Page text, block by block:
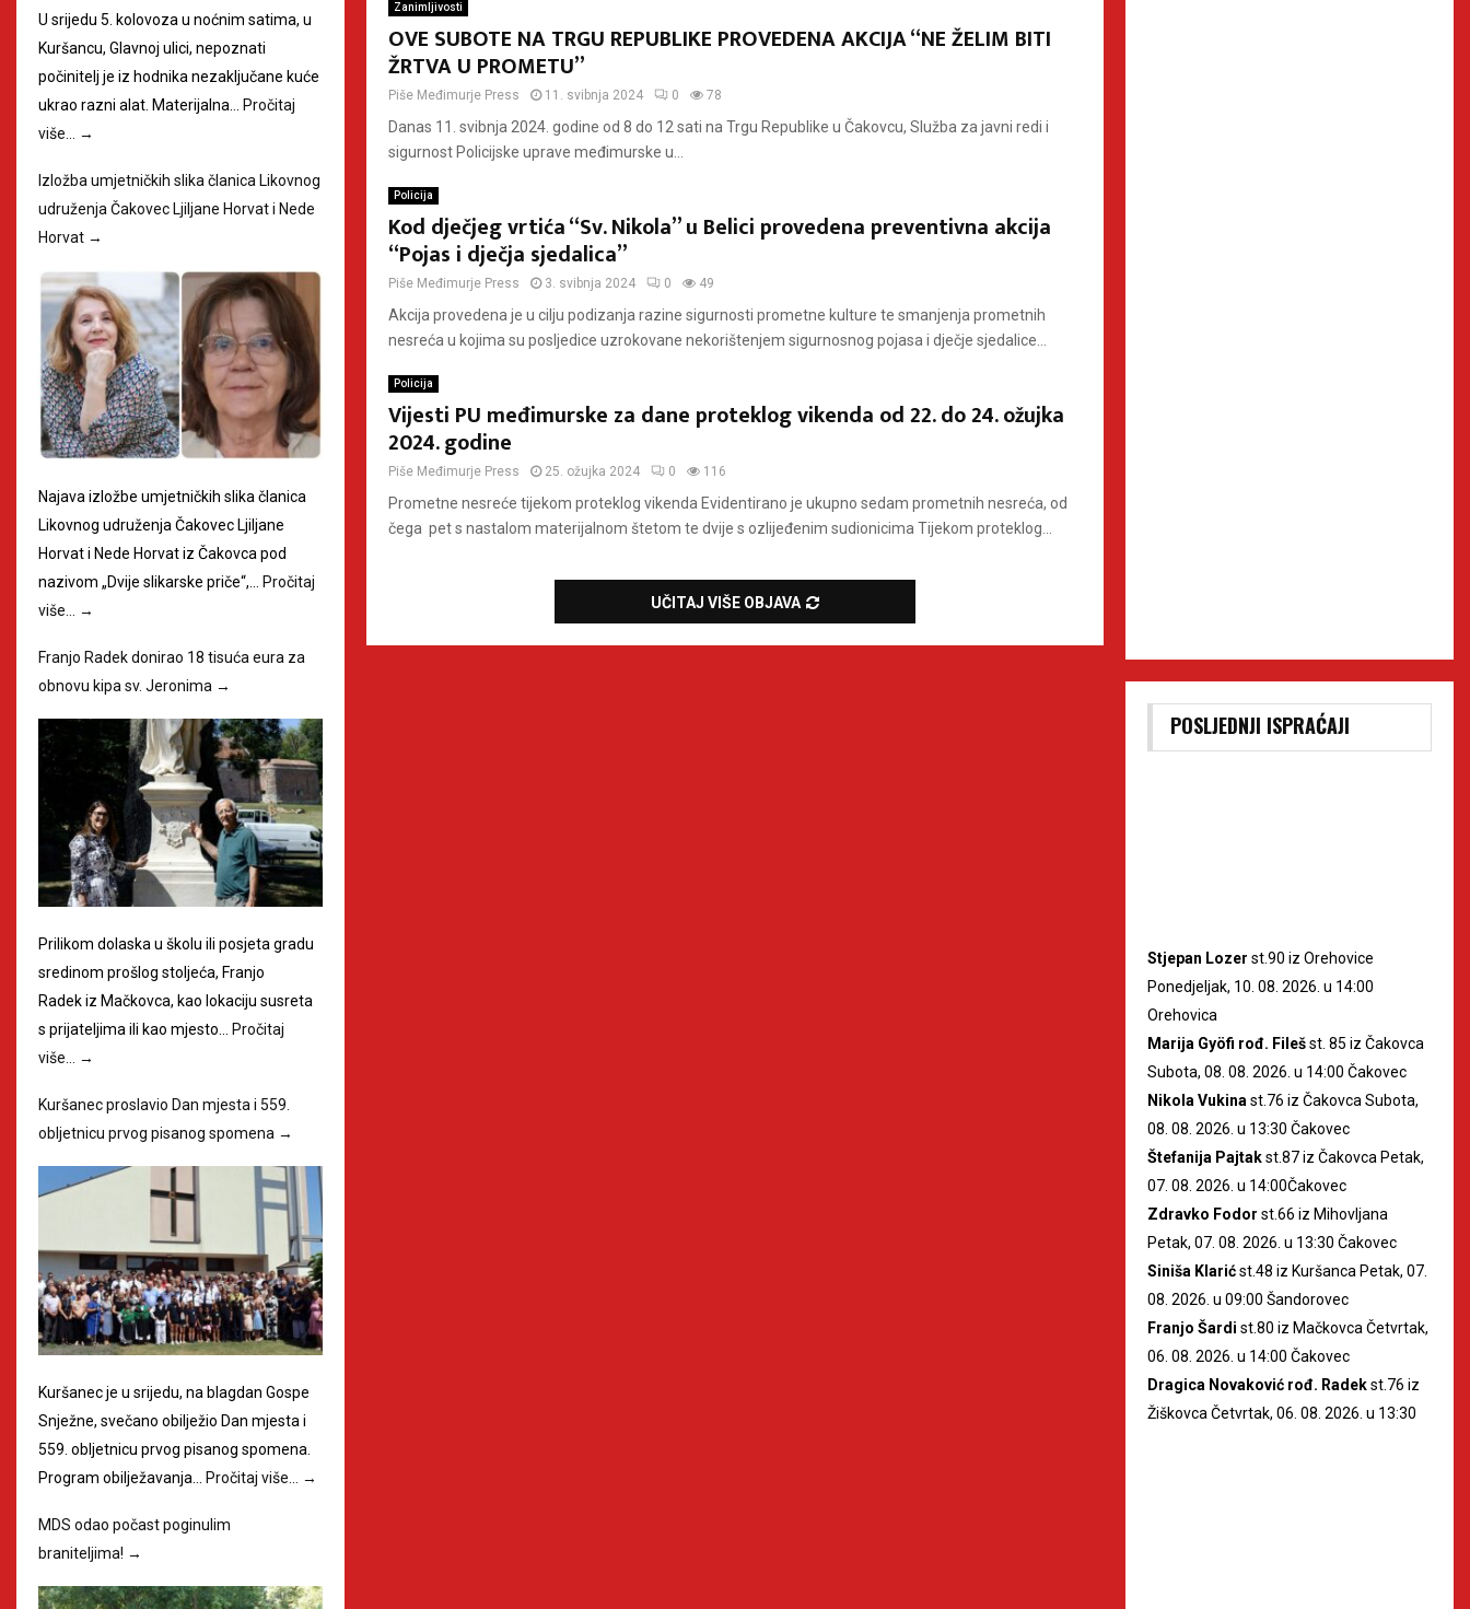
Zanimljivosti
OVE SUBOTE NA TRGU REPUBLIKE PROVEDENA AKCIJA “NE ŽELIM BITI
ŽRTVA U PROMETU”
Piše Međimurje Press 11. svibnja 2024 0 78
Danas 11. svibnja 2024. godine od 8 do 12 sati na Trgu Republike u Čakovcu, Služba za javni redi i
sigurnost Policijske uprave međimurske u...
Policija
Kod dječjeg vrtića “Sv. Nikola” u Belici provedena preventivna akcija
“Pojas i dječja sjedalica”
Piše Međimurje Press 3. svibnja 2024 0 49
Akcija provedena je u cilju podizanja razine sigurnosti prometne kulture te smanjenja prometnih
nesreća u kojima su posljedice uzrokovane nekorištenjem sigurnosnog pojasa i dječje sjedalice...
Policija
Vijesti PU međimurske za dane proteklog vikenda od 22. do 24. ožujka
2024. godine
Piše Međimurje Press 25. ožujka 2024 0 116
Prometne nesreće tijekom proteklog vikenda Evidentirano je ukupno sedam prometnih nesreća, od
čega pet s nastalom materijalnom štetom te dvije s ozlijeđenim sudionicima Tijekom proteklog...
UČITAJ VIŠE OBJAVA
U srijedu 5. kolovoza u noćnim satima, u
Kuršancu, Glavnoj ulici, nepoznati
počinitelj je iz hodnika nezaključane kuće
ukrao razni alat. Materijalna…
Pročitaj
više…
→
Izložba umjetničkih slika članica Likovnog
udruženja Čakovec Ljiljane Horvat i Nede
Horvat →
Najava izložbe umjetničkih slika članica
Likovnog udruženja Čakovec Ljiljane
Horvat i Nede Horvat iz Čakovca pod
nazivom „Dvije slikarske priče“,… Pročitaj
više…
→
Franjo Radek donirao 18 tisuća eura za
obnovu kipa sv. Jeronima →
Prilikom dolaska u školu ili posjeta gradu
sredinom prošlog stoljeća, Franjo
Radek iz Mačkovca, kao lokaciju susreta
s prijateljima ili kao mjesto… Pročitaj
više… →
Kuršanec proslavio Dan mjesta i 559.
obljetnicu prvog pisanog spomena →
Kuršanec je u srijedu, na blagdan Gospe
Snježne, svečano obilježio Dan mjesta i
559. obljetnicu prvog pisanog spomena.
Program obilježavanja…
Pročitaj više… →
MDS odao počast poginulim
braniteljima! →
POSLJEDNJI ISPRAĆAJI
Stjepan Lozer st.90 iz Orehovice
Ponedjeljak, 10. 08. 2026. u 14:00
Orehovica
Marija Gyöfi rođ. Filešst. 85 iz Čakovca
Subota, 08. 08. 2026. u 14:00 Čakovec
Nikola Vukina st.76 iz Čakovca Subota,
08. 08. 2026. u 13:30 Čakovec
Štefanija Pajtakst.87 iz Čakovca Petak,
07. 08. 2026. u 14:00Čakovec
Zdravko Fodor st.66 iz Mihovljana
Petak, 07. 08. 2026. u 13:30 Čakovec
Siniša Klarićst.48 iz Kuršanca Petak, 07.
08. 2026. u 09:00 Šandorovec
Franjo Šardi st.80 iz Mačkovca Četvrtak,
06. 08. 2026. u 14:00 Čakovec
Dragica Novaković rođ. Radekst.76 iz
Žiškovca Četvrtak, 06. 08. 2026. u 13:30